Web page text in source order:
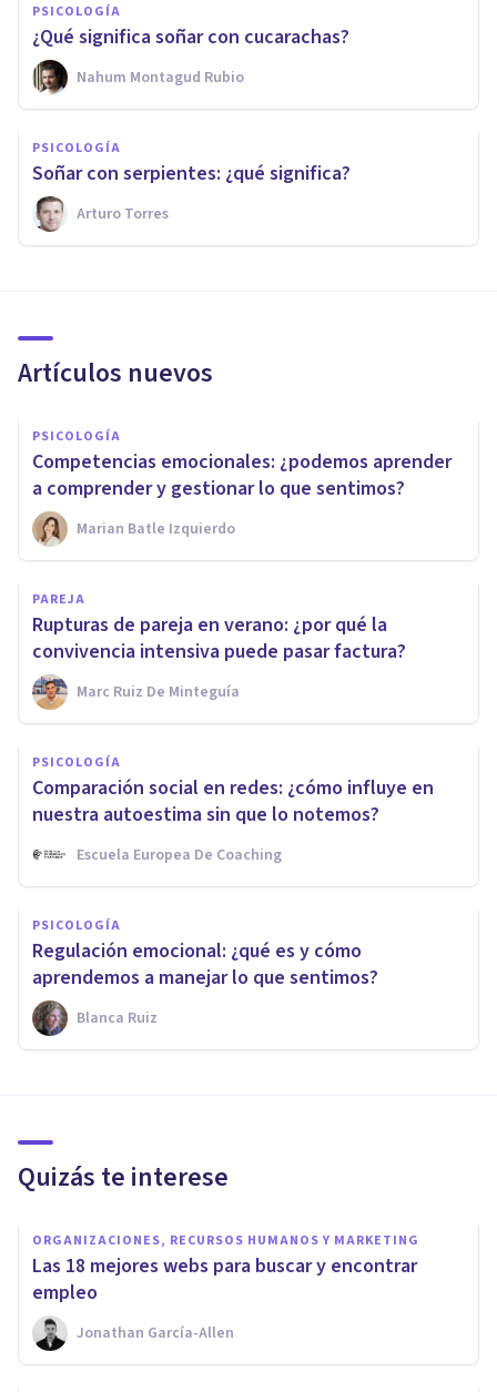
PSICOLOGÍA
¿Qué significa soñar con cucarachas?
Nahum Montagud Rubio
PSICOLOGÍA
Soñar con serpientes: ¿qué significa?
Arturo Torres
Artículos nuevos
PSICOLOGÍA
Competencias emocionales: ¿podemos aprender
a comprender y gestionar lo que sentimos?
Marian Batle Izquierdo
PAREJA
Rupturas de pareja en verano: ¿por qué la
convivencia intensiva puede pasar factura?
Marc Ruiz De Minteguía
PSICOLOGÍA
Comparación social en redes: ¿cómo influye en
nuestra autoestima sin que lo notemos?
Escuela Europea De Coaching
PSICOLOGÍA
Regulación emocional: ¿qué es y cómo
aprendemos a manejar lo que sentimos?
Blanca Ruiz
Quizás te interese
ORGANIZACIONES, RECURSOS HUMANOS Y MARKETING
Las 18 mejores webs para buscar y encontrar
empleo
Jonathan García-Allen